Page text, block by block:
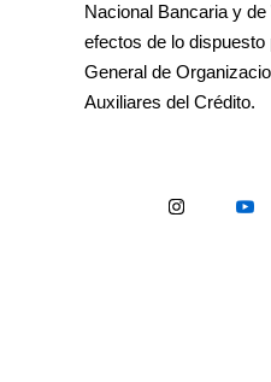
Nacional Bancaria y
efectos de lo
General de
Auxiliares del Crédito.